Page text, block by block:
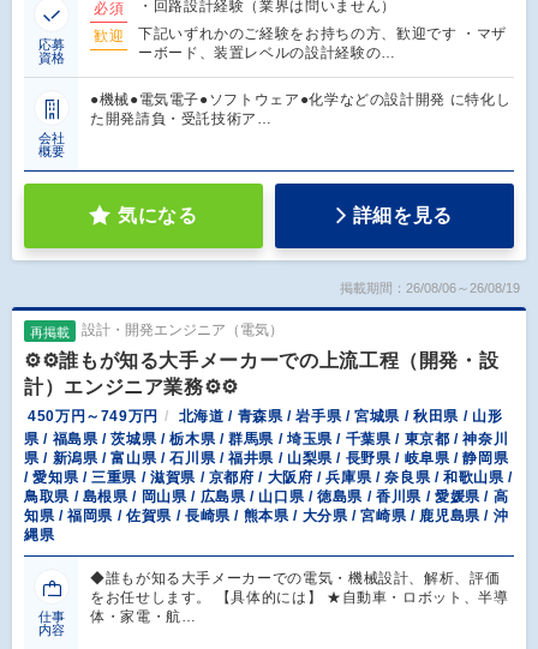
応募
資格
必須
・回路設計経験（業界は問いません）
歓迎
下記いずれかのご経験をお持ちの方、歓迎です ・マザ
ーボード、装置レベルの設計経験の…
会社
概要
●機械●電気電子●ソフトウェア●化学などの設計開発 に特化し
た開発請負・受託技術ア…
気になる 詳細を見る
掲載期間：26/08/06～26/08/19
再掲載 設計・開発エンジニア（電気）
⚙️⚙️誰もが知る大手メーカーでの上流工程（開発・設
計）エンジニア業務⚙️⚙️
450万円～749万円
北海道 / 青森県 / 岩手県 / 宮城県 / 秋田県 / 山形
県 / 福島県 / 茨城県 / 栃木県 / 群馬県 / 埼玉県 / 千葉県 / 東京都 / 神奈川
県 / 新潟県 / 富山県 / 石川県 / 福井県 / 山梨県 / 長野県 / 岐阜県 / 静岡県
/ 愛知県 / 三重県 / 滋賀県 / 京都府 / 大阪府 / 兵庫県 / 奈良県 / 和歌山県 /
鳥取県 / 島根県 / 岡山県 / 広島県 / 山口県 / 徳島県 / 香川県 / 愛媛県 / 高
知県 / 福岡県 / 佐賀県 / 長崎県 / 熊本県 / 大分県 / 宮崎県 / 鹿児島県 / 沖
縄県
仕事
内容
◆誰もが知る大手メーカーでの電気・機械設計、解析、評価
をお任せします。 【具体的には】 ★自動車・ロボット、半導
体・家電・航…